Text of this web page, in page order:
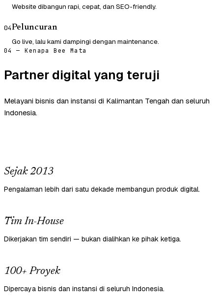
Website dibangun rapi, cepat, dan SEO-friendly.
04Peluncuran
Go live, lalu kami dampingi dengan maintenance.
04 — Kenapa Bee Mata
Partner digital yang teruji
Melayani bisnis dan instansi di Kalimantan Tengah dan seluruh
Indonesia.
Sejak 2013
Pengalaman lebih dari satu dekade membangun produk digital.
Tim In-House
Dikerjakan tim sendiri — bukan dialihkan ke pihak ketiga.
100+ Proyek
Dipercaya bisnis dan instansi di seluruh Indonesia.